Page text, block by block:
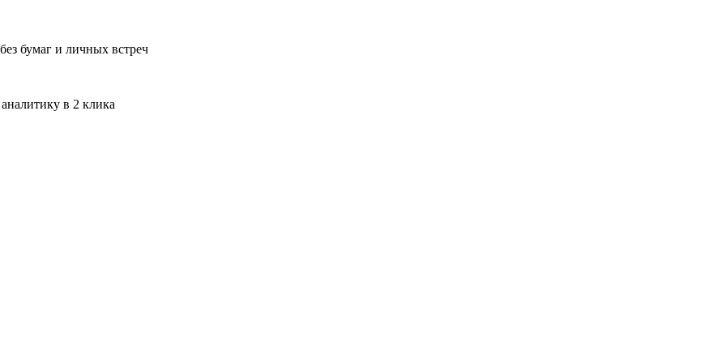
бумаг и личных встреч
в 2 клика